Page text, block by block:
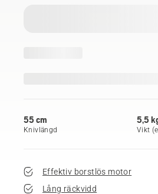
55 cm
Knivlängd
5,5
Vikt
Effektiv borstlös motor
Lång räckvidd